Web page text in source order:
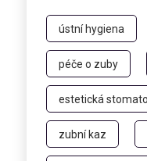
ústní hygiena
péče o zuby
estetická
zubní kaz